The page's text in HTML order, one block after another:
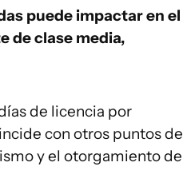
puede impactar en el
de clase media,
de licencia por
con otros puntos de
y el otorgamiento de